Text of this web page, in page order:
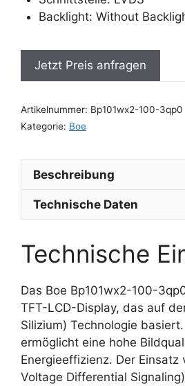
Backlight: Without
Jetzt Preis anfragen
Artikelnummer: Bp101wx2-100-3qp0
Kategorie: Boe
Beschreibung
Technische Daten
Technische
Das Boe Bp101wx2-100-
TFT-LCD-Display, das auf
Silizium) Technologie
ermöglicht eine hohe
Energieeffizienz. Der Einsatz
Voltage Differential